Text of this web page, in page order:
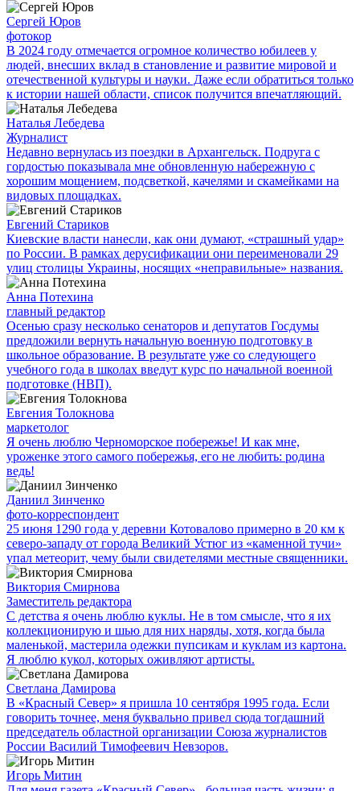
Сергей Юров
фотокор
В 2024 году отмечается огромное количество юбилеев у
людей, внесших вклад в становление и развитие мировой и
отечественной культуры и науки. Даже если обратиться только
к истории нашей области, список получится впечатляющий.
Наталья Лебедева
Журналист
Недавно вернулась из поездки в Архангельск. Подруга с
гордостью показывала мне обновленную набережную с
хорошим мощением, подсветкой, качелями и скамейками на
видовых площадках.
Евгений Стариков
Киевские власти нанесли, как они думают, «страшный удар»
по России. В рамках дерусификации они переименовали 29
улиц столицы Украины, носящих «неправильные» названия.
Анна Потехина
главный редактор
Осенью сразу несколько сенаторов и депутатов Госдумы
предложили вернуть начальную военную подготовку в
школьное образование. В результате уже со следующего
учебного года в школах введут курс по начальной военной
подготовке (НВП).
Евгения Толокнова
маркетолог
Я очень люблю Черноморское побережье! И как мне,
уроженке этого самого побережья, его не любить: родина
ведь!
Даниил Зинченко
фото-корреспондент
25 июня 1290 года у деревни Котовалово примерно в 20 км к
северо-западу от города Великий Устюг из «каменной тучи»
упал метеорит, чему были свидетелями местные священники.
Виктория Смирнова
Заместитель редактора
С детства я очень люблю куклы. Не в том смысле, что я их
коллекционирую и шью для них наряды, хотя, когда была
маленькой, мастерила одежки пупсикам и куклам из картона.
Я люблю кукол, которых оживляют артисты.
Светлана Дамирова
В «Красный Север» я пришла 10 сентября 1995 года. Если
говорить точнее, меня буквально привел сюда тогдашний
председатель областной организации Союза журналистов
России Василий Тимофеевич Невзоров.
Игорь Митин